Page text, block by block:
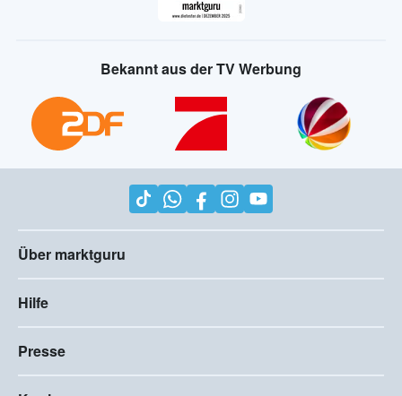
Bekannt aus der TV Werbung
Über marktguru
Hilfe
Presse